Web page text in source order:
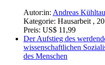
Autor:in: Andreas
Kategorie: Hausarbeit ,
Preis: US$ 11,99
Der Aufstieg des
wissenschaftlichen
des Menschen